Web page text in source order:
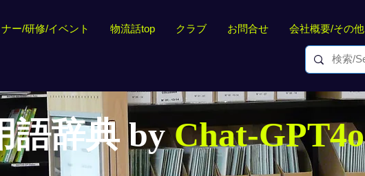
ー/研修/イベント 物流話top クラブ お問合せ 会社概要/その他
語辞典 byChat-GPT4o